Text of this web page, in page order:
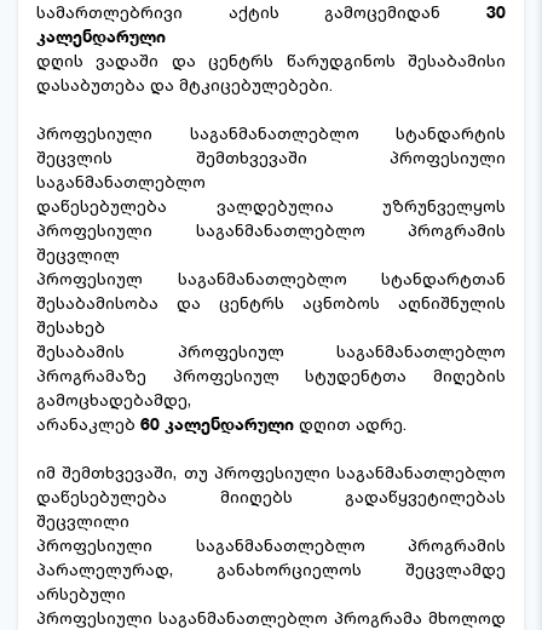
სამართლებრივი აქტის გამოცემიდან 30
კალენდარული
დღის ვადაში და ცენტრს წარუდგინოს შესაბამისი
დასაბუთება და მტკიცებულებები.
პროფესიული საგანმანათლებლო სტანდარტის
შეცვლის შემთხვევაში პროფესიული
საგანმანათლებლო
დაწესებულება ვალდებულია უზრუნველყოს
პროფესიული საგანმანათლებლო პროგრამის
შეცვლილ
პროფესიულ საგანმანათლებლო სტანდარტთან
შესაბამისობა და ცენტრს აცნობოს აღნიშნულის
შესახებ
შესაბამის პროფესიულ საგანმანათლებლო
პროგრამაზე პროფესიულ სტუდენტთა მიღების
გამოცხადებამდე,
არანაკლებ 60 კალენდარული დღით ადრე.
იმ შემთხვევაში, თუ პროფესიული საგანმანათლებლო
დაწესებულება მიიღებს გადაწყვეტილებას
შეცვლილი
პროფესიული საგანმანათლებლო პროგრამის
პარალელურად, განახორციელოს შეცვლამდე
არსებული
პროფესიული საგანმანათლებლო პროგრამა მხოლოდ